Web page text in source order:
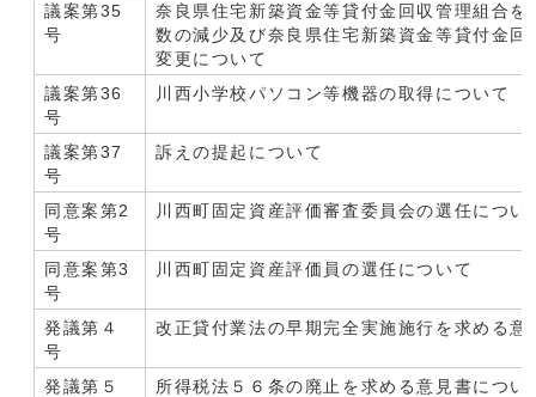
議案第35
号
奈良県住宅新築資金等貸付金回収管理組合を
数の減少及び奈良県住宅新築資金等貸付金回
変更について
議案第36
号
川西小学校パソコン等機器の取得について
議案第37
号
訴えの提起について
同意案第2
号
川西町固定資産評価審査委員会の選任につい
同意案第3
号
川西町固定資産評価員の選任について
発議第４
号
改正貸付業法の早期完全実施施行を求める意
発議第５
所得税法５６条の廃止を求める意見書につい